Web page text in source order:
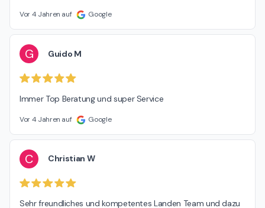
Vor 4 Jahren auf Google
G Guido M
Immer Top Beratung und super Service
Vor 4 Jahren auf Google
C Christian W
Sehr freundliches und kompetentes Landen Team und dazu